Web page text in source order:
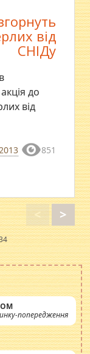
від
СНІДу
до
від
851
< >
попередження